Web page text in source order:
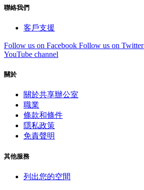
聯絡我們
客戶支援
Follow us on Facebook Follow us on Twitter
YouTube channel
關於
關於共享辦公室
職業
條款和條件
隱私政策
免責聲明
其他服務
列出您的空間